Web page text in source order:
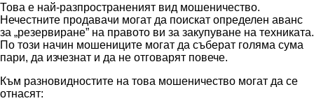
Това е най-разпространеният вид мошеничество.
Нечестните продавачи могат да поискат определен аванс
за „резервиране” на правото ви за закупуване на техниката.
По този начин мошениците могат да съберат голяма сума
пари, да изчезнат и да не отговарят повече.
Към разновидностите на това мошеничество могат да се
отнасят: